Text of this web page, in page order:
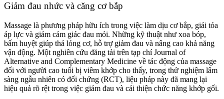
Giảm đau nhức và căng cơ bắp
Massage là phương pháp hữu ích trong việc làm dịu cơ bắp, giải tỏa
áp lực và giảm cảm giác đau mỏi. Những kỹ thuật như xoa bóp,
bấm huyệt giúp thả lỏng cơ, hỗ trợ giảm đau và nâng cao khả năng
vận động. Một nghiên cứu đăng tải trên tạp chí Journal of
Alternative and Complementary Medicine về tác động của massage
đối với người cao tuổi bị viêm khớp cho thấy, trong thử nghiệm lâm
sàng ngẫu nhiên có đối chứng (RCT), liệu pháp này đã mang lại
hiệu quả rõ rệt trong việc giảm đau và cải thiện chức năng khớp gối.